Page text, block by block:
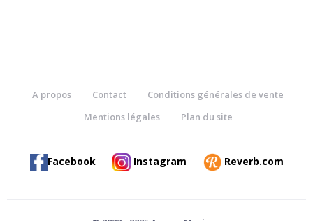
A propos Contact
Conditions générales de vente
Mentions légales
Plan du site
Facebook Instagram Reverb.com